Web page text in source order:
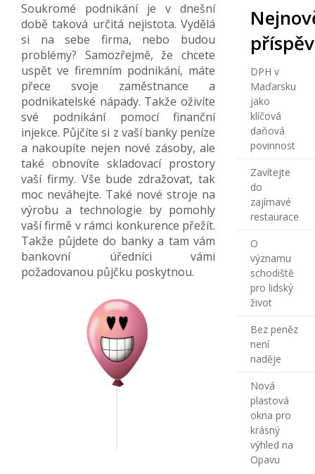
Soukromé podnikání je v dnešní
době taková určitá nejistota. Vydělá
si na sebe firma, nebo budou
problémy? Samozřejmě, že chcete
uspět ve firemním podnikání, máte
přece svoje zaměstnance a
podnikatelské nápady. Takže oživíte
své podnikání pomocí finanční
injekce. Půjčíte si z vaší banky peníze
a nakoupíte nejen nové zásoby, ale
také obnovíte skladovací prostory
vaší firmy. Vše bude zdražovat, tak
moc neváhejte. Také nové stroje na
výrobu a technologie by pomohly
vaší firmě v rámci konkurence přežít.
Takže půjdete do banky a tam vám
bankovní úředníci vámi
požadovanou půjčku poskytnou.
DPH v
Maďarsku
jako
klíčová
daňová
povinnost
Zavítejte
do
zajímavé
restaurace
O
významu
schodiště
pro lidský
život
Bez peněz
není
naděje
Nová
plastová
okna pro
krásný
výhled na
Opavu